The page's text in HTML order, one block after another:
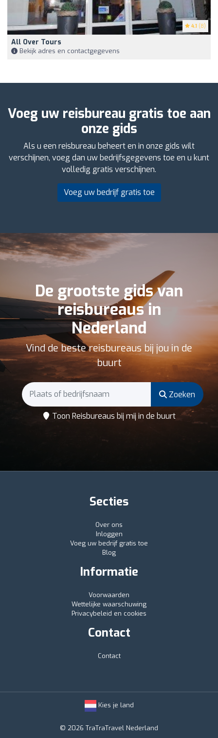
4.1 (8)
All Over Tours
Bekijk adres en contactgegevens
Voeg uw reisbureau gratis toe aan
onze gids
Als u een reisbureau beheert en in onze gids wilt
verschijnen, voeg dan uw bedrijfsgegevens toe en u kunt
volledig gratis verschijnen.
Voeg uw bedrijf gratis toe
De grootste gids van
reisbureaus in
Nederland
Vind de beste reisbureaus bij jou in de
buurt
Zoeken
Toon Reisbureaus bij mij in de buurt
Secties
Over ons
Inloggen
Voeg uw bedrijf gratis toe
Blog
Informatie
Voorwaarden
Wettelijke waarschuwing
Privacybeleid en cookies
Contact
Contact
Kies je land
© 2026 TraTraTravel Nederland